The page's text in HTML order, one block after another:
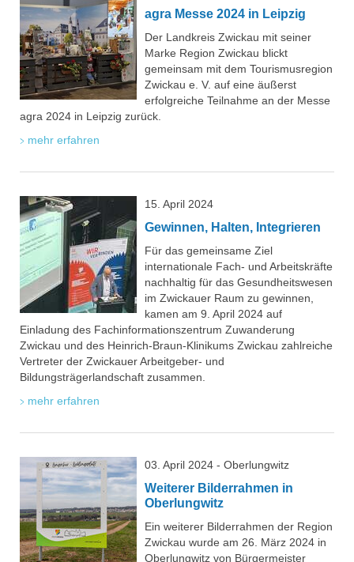
agra Messe 2024 in Leipzig
Der Landkreis Zwickau mit seiner
Marke Region Zwickau blickt
gemeinsam mit dem Tourismusregion
Zwickau e. V. auf eine äußerst
erfolgreiche Teilnahme an der Messe
agra 2024 in Leipzig zurück.
mehr erfahren
15. April 2024
Gewinnen, Halten, Integrieren
Für das gemeinsame Ziel
internationale Fach- und Arbeitskräfte
nachhaltig für das Gesundheitswesen
im Zwickauer Raum zu gewinnen,
kamen am 9. April 2024 auf
Einladung des Fachinformationszentrum Zuwanderung
Zwickau und des Heinrich-Braun-Klinikums Zwickau zahlreiche
Vertreter der Zwickauer Arbeitgeber- und
Bildungsträgerlandschaft zusammen.
mehr erfahren
03. April 2024 - Oberlungwitz
Weiterer Bilderrahmen in
Oberlungwitz
Ein weiterer Bilderrahmen der Region
Zwickau wurde am 26. März 2024 in
Oberlungwitz von Bürgermeister